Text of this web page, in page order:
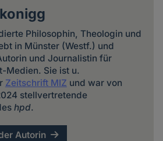
Philosophin, Theologin und
in Münster (Westf.) und
und Journalistin für
Medien. Sie ist u.
Zeitschrift MIZ und war von
stellvertretende
hpd.
Autorin